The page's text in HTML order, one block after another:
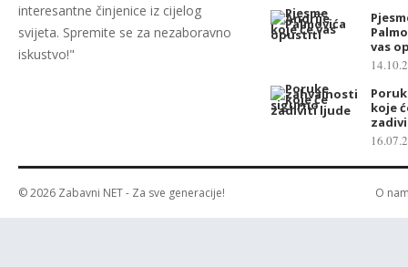
interesantne činjenice iz cijelog
svijeta. Spremite se za nezaboravno
iskustvo!"
vas
koje
© 2026 Zabavni NET- Za sve generacije! O